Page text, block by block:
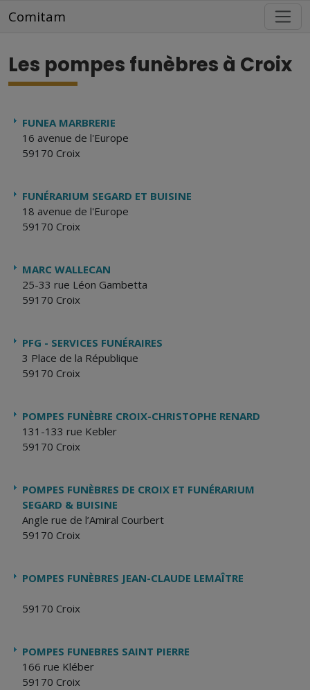
Comitam
Les pompes funèbres à Croix
FUNEA MARBRERIE
16 avenue de l'Europe
59170 Croix
FUNÉRARIUM SEGARD ET BUISINE
18 avenue de l'Europe
59170 Croix
MARC WALLECAN
25-33 rue Léon Gambetta
59170 Croix
PFG - SERVICES FUNÉRAIRES
3 Place de la République
59170 Croix
POMPES FUNÈBRE CROIX-CHRISTOPHE RENARD
131-133 rue Kebler
59170 Croix
POMPES FUNÈBRES DE CROIX ET FUNÉRARIUM
SEGARD & BUISINE
Angle rue de l’Amiral Courbert
59170 Croix
POMPES FUNÈBRES JEAN-CLAUDE LEMAÎTRE
59170 Croix
POMPES FUNEBRES SAINT PIERRE
166 rue Kléber
59170 Croix